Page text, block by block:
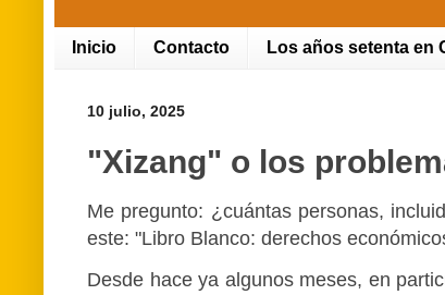
Inicio Contacto Los años setenta en
10 julio, 2025
"Xizang" o los
Me pregunto: ¿cuántas personas,
este: "Libro Blanco: derechos
Desde hace ya algunos meses, en